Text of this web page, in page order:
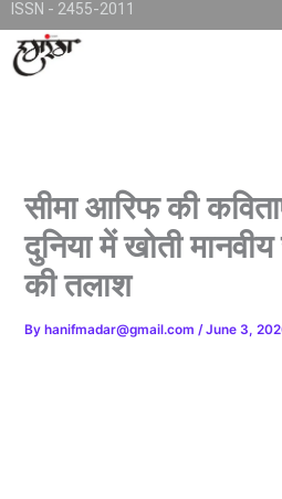
ISSN - 2455-2011
सीमा आरिफ की
दुनिया में खोती
की तलाश
By hanifmadar@gmail.com/June 3,